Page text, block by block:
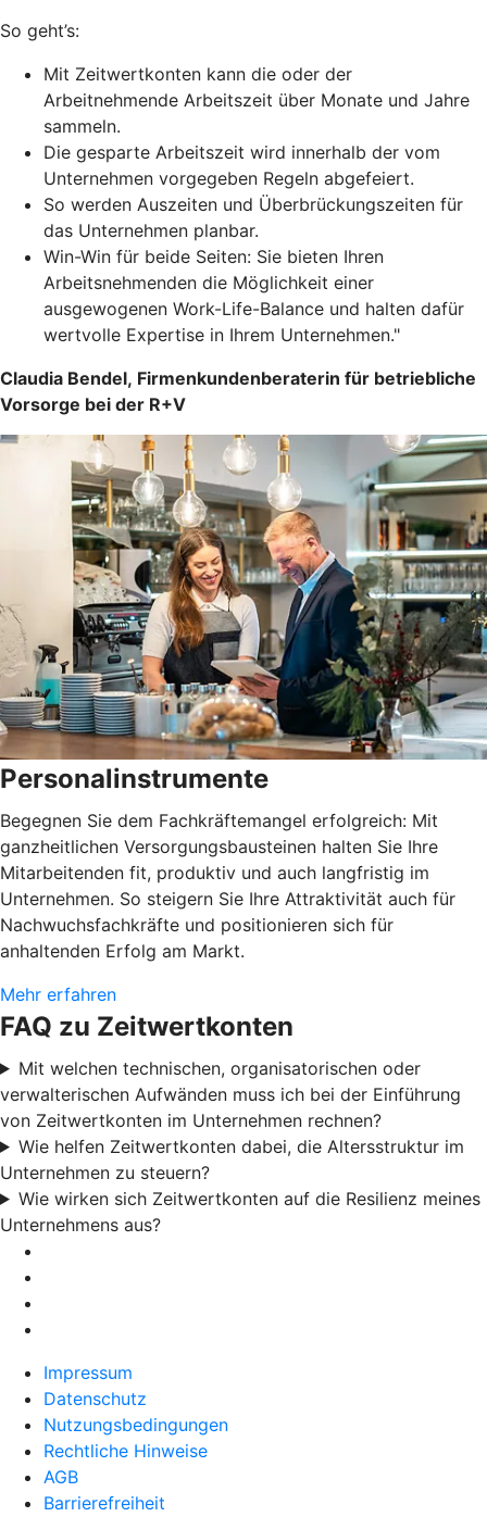
So geht’s:
Mit Zeitwertkonten kann die oder der
Arbeitnehmende Arbeitszeit über Monate und Jahre
sammeln.
Die gesparte Arbeitszeit wird innerhalb der vom
Unternehmen vorgegeben Regeln abgefeiert.
So werden Auszeiten und Überbrückungszeiten für
das Unternehmen planbar.
Win-Win für beide Seiten: Sie bieten Ihren
Arbeitsnehmenden die Möglichkeit einer
ausgewogenen Work-Life-Balance und halten dafür
wertvolle Expertise in Ihrem Unternehmen."
Claudia Bendel, Firmenkundenberaterin für betriebliche
Vorsorge bei der R+V
Personalinstrumente
Begegnen Sie dem Fachkräftemangel erfolgreich: Mit
ganzheitlichen Versorgungsbausteinen halten Sie Ihre
Mitarbeitenden fit, produktiv und auch langfristig im
Unternehmen. So steigern Sie Ihre Attraktivität auch für
Nachwuchsfachkräfte und positionieren sich für
anhaltenden Erfolg am Markt.
Mehr erfahren
FAQ zu Zeitwertkonten
Mit welchen technischen, organisatorischen oder
verwalterischen Aufwänden muss ich bei der Einführung
von Zeitwertkonten im Unternehmen rechnen?
Wie helfen Zeitwertkonten dabei, die Altersstruktur im
Unternehmen zu steuern?
Wie wirken sich Zeitwertkonten auf die Resilienz meines
Unternehmens aus?
Impressum
Datenschutz
Nutzungsbedingungen
Rechtliche Hinweise
AGB
Barrierefreiheit